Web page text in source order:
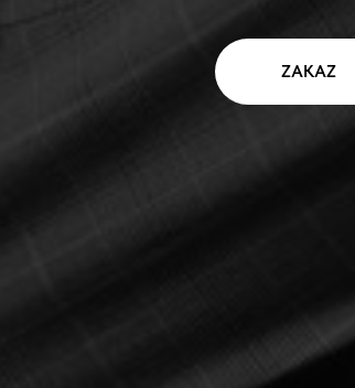
ZAKAZ